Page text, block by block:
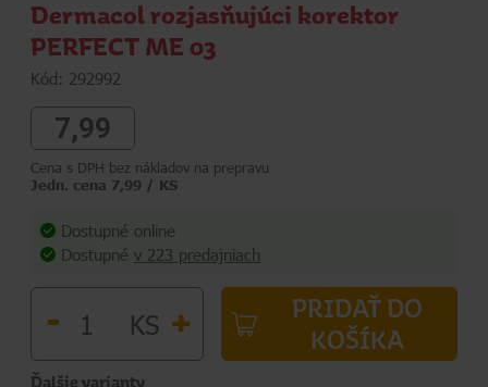
Dermacol rozjasňujúci korektor
PERFECT ME 03
Kód: 292992
7,99
Cena s DPH bez nákladov na prepravu
Jedn. cena 7,99 / KS
Dostupné online
Dostupné v 223 predajniach
- KS +
PRIDAŤ DO
KOŠÍKA
Ďalšie varianty